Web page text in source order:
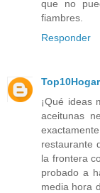
que no
fiambres.
Responder
Top10Hogar
¡Qué ideas
aceitunas
restaurante
la frontera
probado a
media hora